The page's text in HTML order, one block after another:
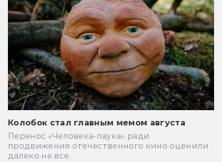
Колобок стал главным мемом августа
Перенос «Человека-паука» ради
продвижения отечественного кино оценили
далеко не все.